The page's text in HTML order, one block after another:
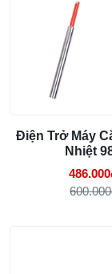
Điện Trở Máy
Nhiệt